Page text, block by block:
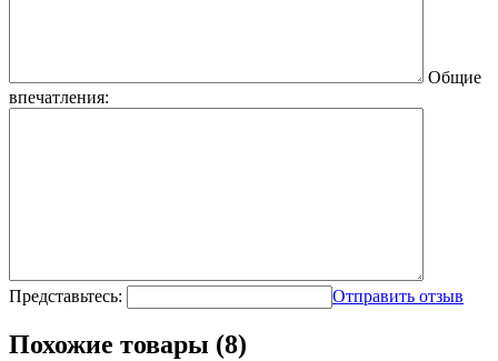
Общие
впечатления:
Представьтесь: Отправить отзыв
Похожие товары (8)